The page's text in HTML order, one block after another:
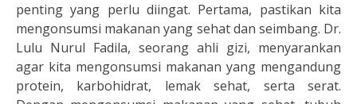
penting yang perlu diingat. Pertama, pastikan kita
mengonsumsi makanan yang sehat dan seimbang. Dr.
Lulu Nurul Fadila, seorang ahli gizi, menyarankan
agar kita mengonsumsi makanan yang mengandung
protein, karbohidrat, lemak sehat, serta serat.